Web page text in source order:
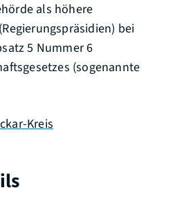
als höhere
bei
5 Nummer 6
(sogenannte
Kreis